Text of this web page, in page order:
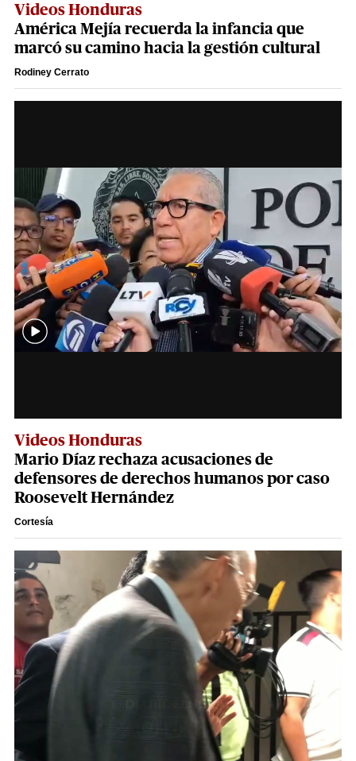
Videos Honduras
América Mejía recuerda la infancia que
marcó su camino hacia la gestión cultural
Rodiney Cerrato
Videos Honduras
Mario Díaz rechaza acusaciones de
defensores de derechos humanos por caso
Roosevelt Hernández
Cortesía